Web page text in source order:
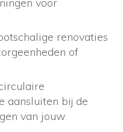
renovaties
of
aansluiten bij de
van jouw